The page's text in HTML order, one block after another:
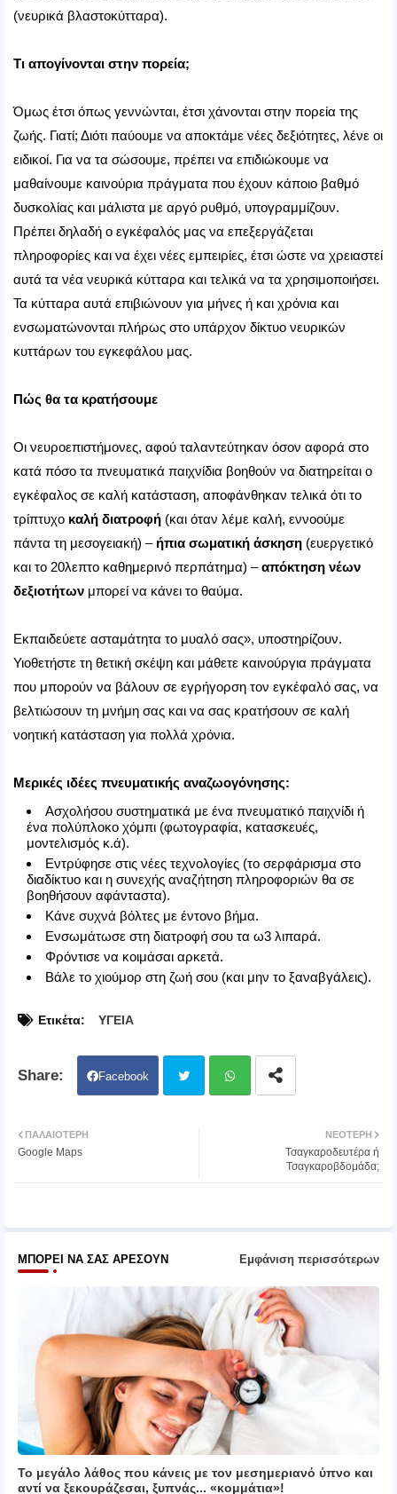
(νευρικά βλαστοκύτταρα).
Τι απογίνονται στην πορεία;
Όμως έτσι όπως γεννώνται, έτσι χάνονται στην πορεία της
ζωής. Γιατί; Διότι παύουμε να αποκτάμε νέες δεξιότητες, λένε οι
ειδικοί. Για να τα σώσουμε, πρέπει να επιδιώκουμε να
μαθαίνουμε καινούρια πράγματα που έχουν κάποιο βαθμό
δυσκολίας και μάλιστα με αργό ρυθμό, υπογραμμίζουν.
Πρέπει δηλαδή ο εγκέφαλός μας να επεξεργάζεται
πληροφορίες και να έχει νέες εμπειρίες, έτσι ώστε να χρειαστεί
αυτά τα νέα νευρικά κύτταρα και τελικά να τα χρησιμοποιήσει.
Τα κύτταρα αυτά επιβιώνουν για μήνες ή και χρόνια και
ενσωματώνονται πλήρως στο υπάρχον δίκτυο νευρικών
κυττάρων του εγκεφάλου μας.
Πώς θα τα κρατήσουμε
Οι νευροεπιστήμονες, αφού ταλαντεύτηκαν όσον αφορά στο
κατά πόσο τα πνευματικά παιχνίδια βοηθούν να διατηρείται ο
εγκέφαλος σε καλή κατάσταση, αποφάνθηκαν τελικά ότι το
τρίπτυχο καλή διατροφή (και όταν λέμε καλή, εννοούμε
πάντα τη μεσογειακή) –ήπια σωματική άσκηση (ευεργετικό
και το 20λεπτο καθημερινό περπάτημα) –απόκτηση νέων
δεξιοτήτων μπορεί να κάνει το θαύμα.
Εκπαιδεύετε ασταμάτητα το μυαλό σας», υποστηρίζουν.
Υιοθετήστε τη θετική σκέψη και μάθετε καινούργια πράγματα
που μπορούν να βάλουν σε εγρήγορση τον εγκέφαλό σας, να
βελτιώσουν τη μνήμη σας και να σας κρατήσουν σε καλή
νοητική κατάσταση για πολλά χρόνια.
Μερικές ιδέες πνευματικής αναζωογόνησης:
Ασχολήσου συστηματικά με ένα πνευματικό παιχνίδι ή
ένα πολύπλοκο χόμπι (φωτογραφία, κατασκευές,
μοντελισμός κ.ά).
Εντρύφησε στις νέες τεχνολογίες (το σερφάρισμα στο
διαδίκτυο και η συνεχής αναζήτηση πληροφοριών θα σε
βοηθήσουν αφάνταστα).
Κάνε συχνά βόλτες με έντονο βήμα.
Ενσωμάτωσε στη διατροφή σου τα ω3 λιπαρά.
Φρόντισε να κοιμάσαι αρκετά.
Βάλε το χιούμορ στη ζωή σου (και μην το ξαναβγάλεις).
Ετικέτα: ΥΓΕΙΑ
Facebook
ΝΕΌΤΕΡΗ
Τσαγκαροδευτέρα ή
Τσαγκαροβδομάδα;
ΠΑΛΑΙΌΤΕΡΗ
Google Maps
ΜΠΟΡΕΊ ΝΑ ΣΑΣ ΑΡΈΣΟΥΝ Εμφάνιση περισσότερων
Το μεγάλο λάθος που κάνεις με τον μεσημεριανό ύπνο και
αντί να ξεκουράζεσαι, ξυπνάς... «κομμάτια»!